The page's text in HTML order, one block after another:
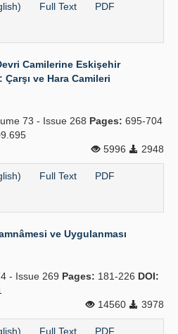
Full Text PDF
Camilerine Eskişehir
ve Hara Camileri
73 - Issue 268 Pages: 695-704
5996
2948
Full Text PDF
ve Uygulanması
- Issue 269 Pages: 181-226 DOI:
14560
3978
Full Text PDF